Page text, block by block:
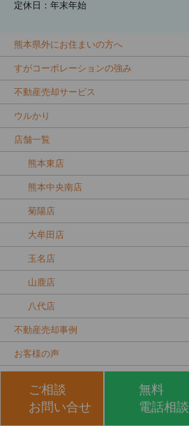
定休日：年末年始
熊本県外にお住まいの方へ
すがコーポレーションの強み
不動産売却サービス
ウルかり
店舗一覧
熊本東店
熊本中央南店
菊陽店
大牟田店
玉名店
山鹿店
八代店
不動産売却事例
お客様の声
お知らせ
ご相談
お問い合せ
無料
電話相談